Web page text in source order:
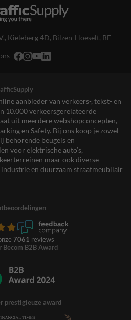
Kieleberg 4D, Bilzen-Hoeselt, BE
aanbieder van verkeers-, tekst- en
10.000 verkeersgerelateerde
uit meerdere webshopconcepten,
en Safety. Bij ons koop je zowel
behorende beugels en
voor elektrische auto’s,
maar ook diverse
en duurzaam straatmeubilair
7061 reviews
Becom B2B Award
prestigieuze award